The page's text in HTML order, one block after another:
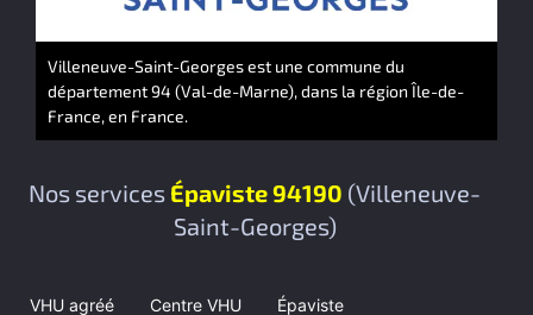
Nos services Épaviste 94190 (Villeneuve-
Saint-Georges)
VHU agréé Centre VHU Épaviste
Villeneuve-Saint-Georges est une commune du
département 94 (Val-de-Marne), dans la région Île-de-
France, en France.